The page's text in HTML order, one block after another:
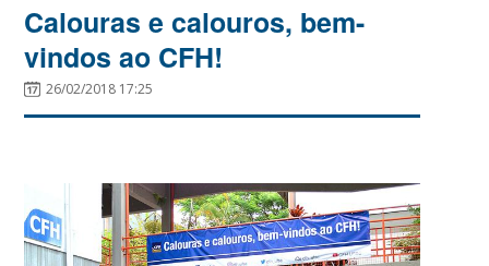
Calouras e calouros, bem-
vindos ao CFH!
26/02/2018 17:25